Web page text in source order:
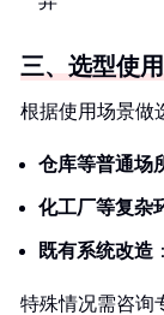
三、选型使
根据使用场景做
仓库等普通场
化工厂等复杂
既有系统改造
特殊情况需咨询